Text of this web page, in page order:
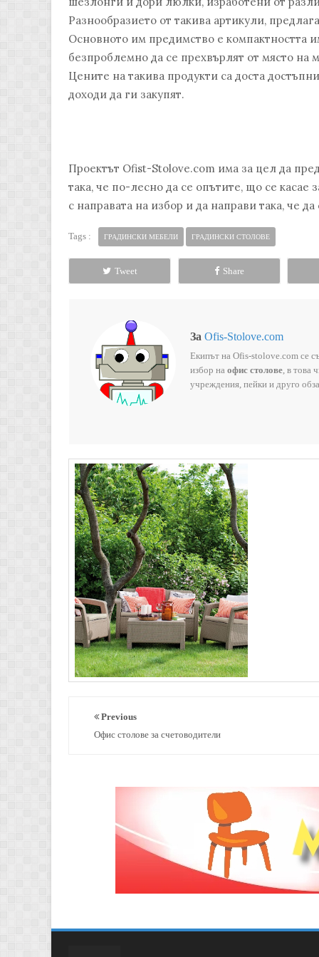
Разнообразието от такива артикули,
Основното им предимство е компактността
безпроблемно да се прехвърлят от място на
Цените на такива продукти са доста
доходи да ги закупят.
Проектът Ofist-Stolove.com има за цел да
така, че по-лесно да се опътите, що се
с направата на избор и да направи така, че
Tags : ГРАДИНСКИ МЕБЕЛИ ГРАДИНСКИ СТОЛОВЕ
Tweet Share
За Ofis-Stolove.com
Екипът на Ofis-stolove.com се
избор на офис столове, в това
учреждения, пейки и друго
Previous
Офис столове за счетоводители